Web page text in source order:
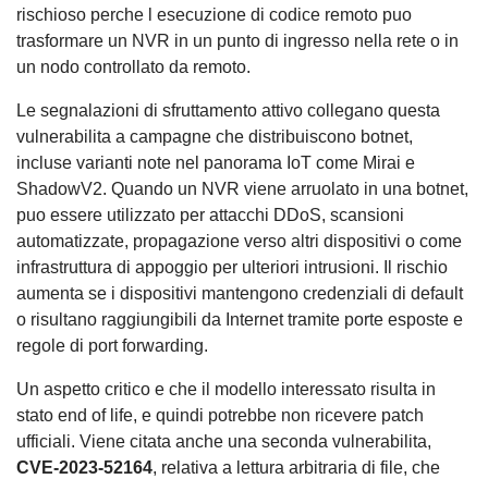
rischioso perche l esecuzione di codice remoto puo
trasformare un NVR in un punto di ingresso nella rete o in
un nodo controllato da remoto.
Le segnalazioni di sfruttamento attivo collegano questa
vulnerabilita a campagne che distribuiscono botnet,
incluse varianti note nel panorama IoT come Mirai e
ShadowV2. Quando un NVR viene arruolato in una botnet,
puo essere utilizzato per attacchi DDoS, scansioni
automatizzate, propagazione verso altri dispositivi o come
infrastruttura di appoggio per ulteriori intrusioni. Il rischio
aumenta se i dispositivi mantengono credenziali di default
o risultano raggiungibili da Internet tramite porte esposte e
regole di port forwarding.
Un aspetto critico e che il modello interessato risulta in
stato end of life, e quindi potrebbe non ricevere patch
ufficiali. Viene citata anche una seconda vulnerabilita,
CVE-2023-52164, relativa a lettura arbitraria di file, che